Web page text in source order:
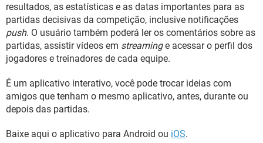
resultados, as estatísticas e as datas importantes para as
partidas decisivas da competição, inclusive notificações
push. O usuário também poderá ler os comentários sobre as
partidas, assistir vídeos em streaminge acessar o perfil dos
jogadores e treinadores de cada equipe.
É um aplicativo interativo, você pode trocar ideias com
amigos que tenham o mesmo aplicativo, antes, durante ou
depois das partidas.
Baixe aqui o aplicativo para Android ou iOS.